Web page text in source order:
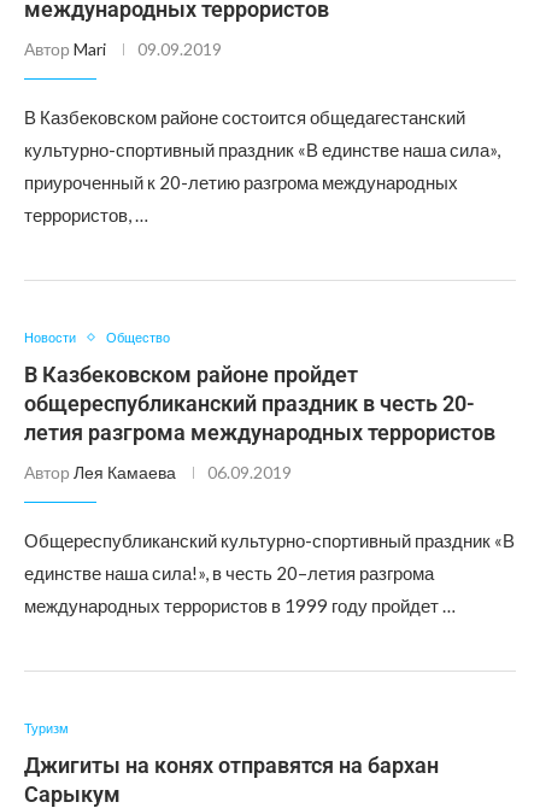
международных террористов
Автор Mari 09.09.2019
В Казбековском районе состоится общедагестанский
культурно-спортивный праздник «В единстве наша сила»,
приуроченный к 20-летию разгрома международных
террористов, …
Новости Общество
В Казбековском районе пройдет
общереспубликанский праздник в честь 20-
летия разгрома международных террористов
Автор Лея Камаева 06.09.2019
Общереспубликанский культурно-спортивный праздник «В
единстве наша сила!», в честь 20–летия разгрома
международных террористов в 1999 году пройдет …
Туризм
Джигиты на конях отправятся на бархан
Сарыкум